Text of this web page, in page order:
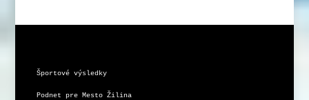
Športové výsledky
Podnet pre Mesto Žilina